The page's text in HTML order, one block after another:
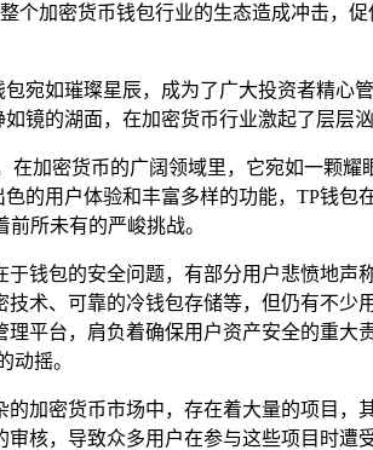
个加密货币钱包行业的生态造成冲击，
宛如璀璨星辰，成为了广大投资者精心
的湖面，在加密货币行业激起了层层
在加密货币的广阔领域里，它宛如一颗
的用户体验和丰富多样的功能，TP钱
所未有的严峻挑战。
钱包的安全问题，有部分用户悲愤地声
术、可靠的冷钱包存储等，但仍有不
平台，肩负着确保用户资产安全的重
动摇。
加密货币市场中，存在着大量的项目
核，导致众多用户在参与这些项目时遭